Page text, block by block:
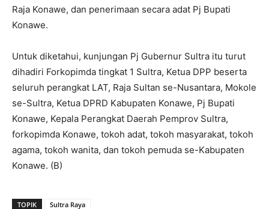
Raja Konawe, dan penerimaan secara adat Pj Bupati
Konawe.
Untuk diketahui, kunjungan Pj Gubernur Sultra itu turut
dihadiri Forkopimda tingkat 1 Sultra, Ketua DPP beserta
seluruh perangkat LAT, Raja Sultan se-Nusantara, Mokole
se-Sultra, Ketua DPRD Kabupaten Konawe, Pj Bupati
Konawe, Kepala Perangkat Daerah Pemprov Sultra,
forkopimda Konawe, tokoh adat, tokoh masyarakat, tokoh
agama, tokoh wanita, dan tokoh pemuda se-Kabupaten
Konawe. (B)
TOPIK Sultra Raya